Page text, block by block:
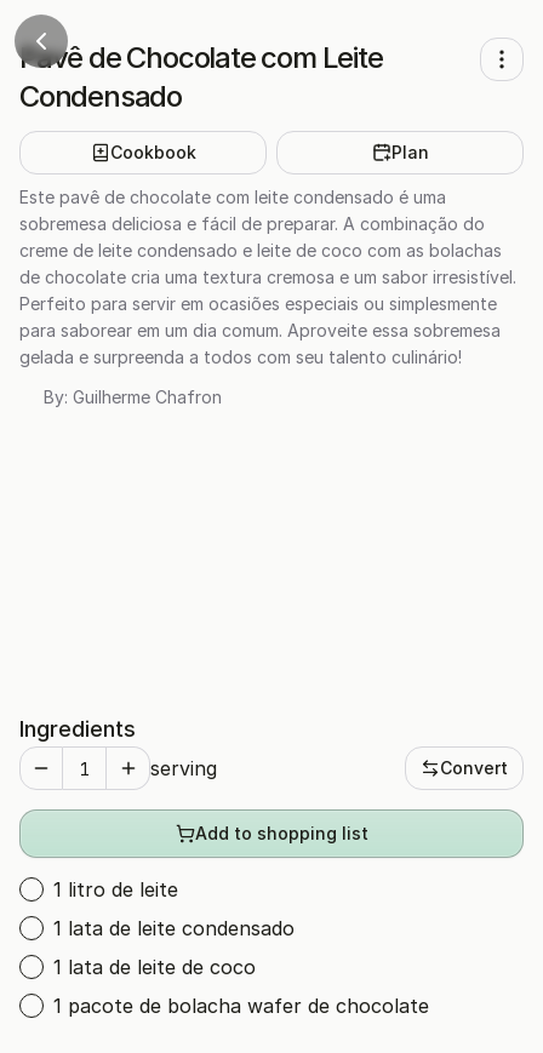
Pavê de Chocolate com Leite
Condensado
Cookbook Plan
Este pavê de chocolate com leite condensado é uma
sobremesa deliciosa e fácil de preparar. A combinação do
creme de leite condensado e leite de coco com as bolachas
de chocolate cria uma textura cremosa e um sabor irresistível.
Perfeito para servir em ocasiões especiais ou simplesmente
para saborear em um dia comum. Aproveite essa sobremesa
gelada e surpreenda a todos com seu talento culinário!
By: Guilherme Chafron
Ingredients
serving Convert
Add to shopping list
1 litro de leite
1 lata de leite condensado
1 lata de leite de coco
1 pacote de bolacha wafer de chocolate